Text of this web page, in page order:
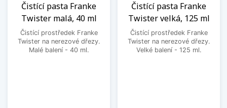
Čistící pasta Franke
Twister malá, 40 ml
Čistící prostředek Franke
Twister na nerezové dřezy.
Malé balení - 40 ml.
Čistící pasta Franke
Twister velká, 125 ml
Čistící prostředek Franke
Twister na nerezové dřezy.
Velké balení - 125 ml.